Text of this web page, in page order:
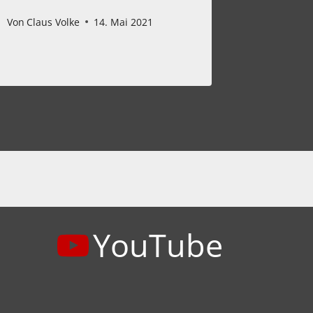
Von Claus Volke 14. Mai 2021
YouTube